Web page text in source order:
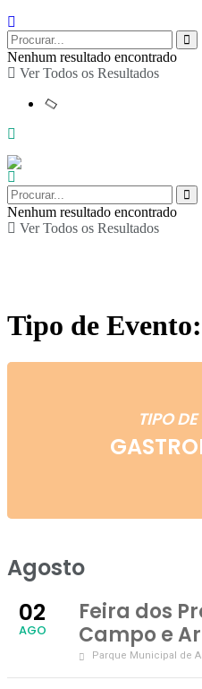
Nenhum resultado encontrado
Ver Todos os Resultados
Nenhum resultado encontrado
Ver Todos os Resultados
Tipo de
TIPO
Agosto
02
AGO
Feira dos
Campo e
Parque Municipal de